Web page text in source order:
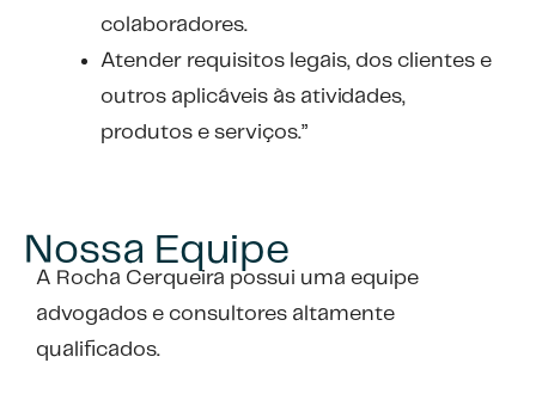
colaboradores.
Atender requisitos legais, dos clientes e
outros aplicáveis às atividades,
produtos e serviços.”
Nossa Equipe
A Rocha Cerqueira possui uma equipe
advogados e consultores altamente
qualificados.